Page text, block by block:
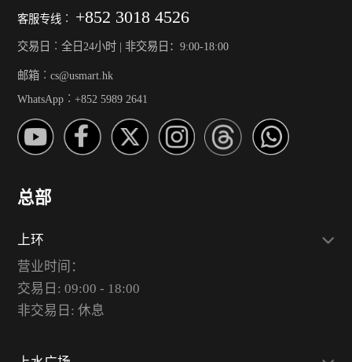
客服专线︰ +852 3018 4526
交易日︰全日24小时 | 非交易日：9:00-18:00
邮箱︰cs@usmart.hk
WhatsApp︰+852 5989 2641
总部
上环
营业时间：
交易日: 09:00 - 18:00
非交易日: 休息